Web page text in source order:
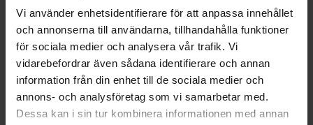
Vi använder enhetsidentifierare för att anpassa innehållet
och annonserna till användarna, tillhandahålla funktioner
för sociala medier och analysera vår trafik. Vi
vidarebefordrar även sådana identifierare och annan
information från din enhet till de sociala medier och
annons- och analysföretag som vi samarbetar med.
Dessa kan i sin tur kombinera informationen med annan
EU-produktbeskrivning
(DK,EN,FI,SV,NO)
Ladda ner
EU-produktbeskrivning
(DK,EN,FI,SV,NO)
Ladda ner
Visa mer